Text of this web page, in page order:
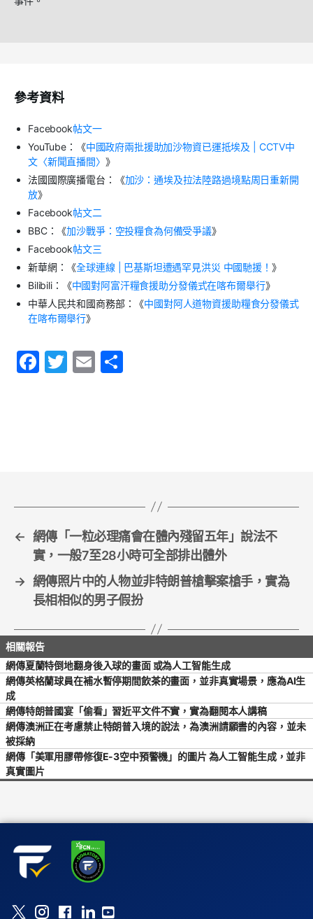
參考資料
Facebook帖文一
YouTube：《中國政府兩批援助加沙物資已運抵埃及 | CCTV中
文〈新聞直播間〉 》
法國國際廣播電台：《加沙：通埃及拉法陸路過境點周日重新開
放》
Facebook帖文二
BBC：《加沙戰爭：空投糧食為何備受爭議》
Facebook帖文三
新華網：《全球連線 巴基斯坦遭遇罕見洪災 中國馳援！ 》
Bilibili：《中國對阿富汗糧食援助分發儀式在喀布爾舉行》
中華人民共和國商務部：《中國對阿人道物資援助糧食分發儀式
在喀布爾舉行》
F
T
E
← 網傳「一粒必理痛會在體內殘留五年」說法不
實，一般7至28小時可全部排出體外
→ 網傳照片中的人物並非特朗普槍擊案槍手，實為
長相相似的男子假扮
網傳夏蘭特倒地翻身後入球的畫面 或為人工智能生成
網傳英格蘭球員在補水暫停期間飲茶的畫面，並非真實場景，應為AI生
成
網傳特朗普國宴「偷看」習近平文件不實，實為翻閱本人講稿
網傳澳洲正在考慮禁止特朗普入境的說法，為澳洲請願書的內容，並未
被採納
網傳「美軍用膠帶修復E-3空中預警機」的圖片 為人工智能生成，並非
真實圖片